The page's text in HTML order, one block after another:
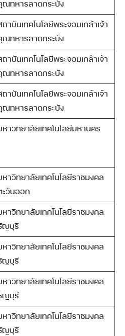
ณทหารลาดกระบัง
ถาบันเทคโนโลยีพระจอมเกล้าเจ้า
ณทหารลาดกระบัง
ถาบันเทคโนโลยีพระจอมเกล้าเจ้า
ณทหารลาดกระบัง
ถาบันเทคโนโลยีพระจอมเกล้าเจ้า
ณทหารลาดกระบัง
หาวิทยาลัยเทคโนโลยีมหานคร
หาวิทยาลัยเทคโนโลยีราชมงคล
ะวันออก
หาวิทยาลัยเทคโนโลยีราชมงคล
ญบุรี
หาวิทยาลัยเทคโนโลยีราชมงคล
ญบุรี
หาวิทยาลัยเทคโนโลยีราชมงคล
ญบุรี
หาวิทยาลัยเทคโนโลยีราชมงคล
ญบุรี